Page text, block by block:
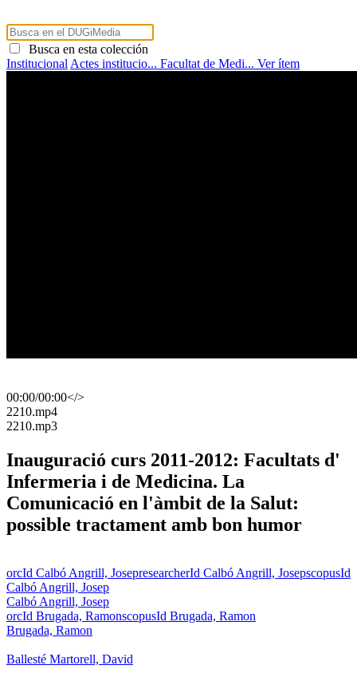
Busca en esta colección
Institucional Actes institucio... Facultat de Medi... Ver ítem
00:00/00:00</>
​2210.mp4
​2210.mp3
Inauguració curs 2011-2012: Facultats d'
Infermeria i de Medicina. La
Comunicació en l'àmbit de la Salut:
possible tractament amb bon humor
orcId Calbó Angrill, JosepresearcherId Calbó Angrill, JosepscopusId
Calbó Angrill, Josep
Calbó Angrill, Josep
orcId Brugada, RamonscopusId Brugada, Ramon
Brugada, Ramon
Ballesté Martorell, David